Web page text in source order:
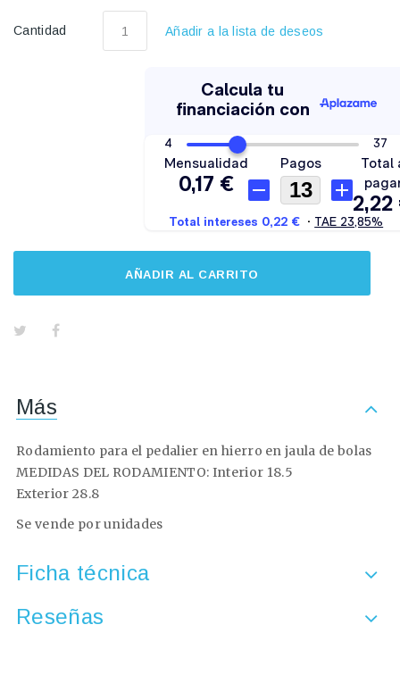
Cantidad Añadir a la lista de deseos
AÑADIR AL CARRITO
Más
Rodamiento para el pedalier en hierro en jaula de bolas
MEDIDAS DEL RODAMIENTO: Interior 18.5
Exterior 28.8
Se vende por unidades
Ficha técnica
Reseñas